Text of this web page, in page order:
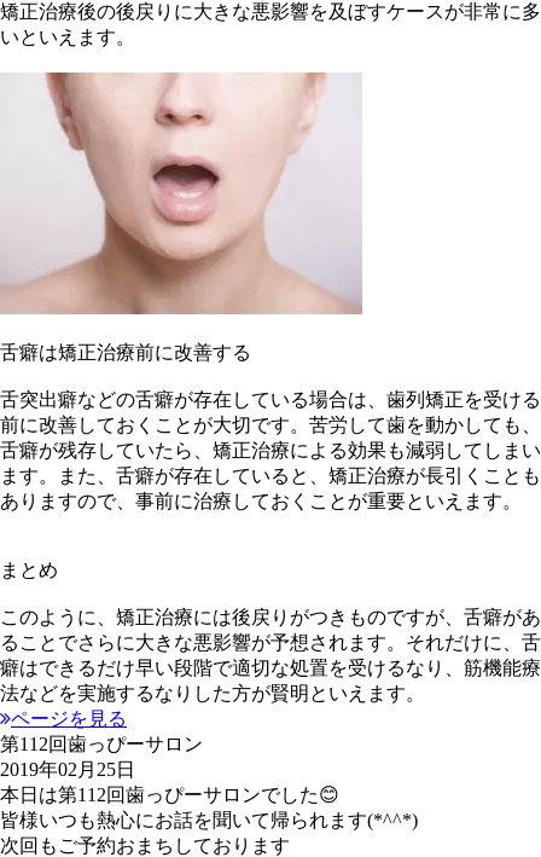
矯正治療後の後戻りに大きな悪影響を及ぼすケースが非常に多
いといえます。
舌癖は矯正治療前に改善する
舌突出癖などの舌癖が存在している場合は、歯列矯正を受ける
前に改善しておくことが大切です。苦労して歯を動かしても、
舌癖が残存していたら、矯正治療による効果も減弱してしまい
ます。また、舌癖が存在していると、矯正治療が長引くことも
ありますので、事前に治療しておくことが重要といえます。
まとめ
このように、矯正治療には後戻りがつきものですが、舌癖があ
ることでさらに大きな悪影響が予想されます。それだけに、舌
癖はできるだけ早い段階で適切な処置を受けるなり、筋機能療
法などを実施するなりした方が賢明といえます。
ページを見る
第112回歯っぴーサロン
2019年02月25日
本日は第112回歯っぴーサロンでした😊
皆様いつも熱心にお話を聞いて帰られます(*^^*)
次回もご予約おまちしております